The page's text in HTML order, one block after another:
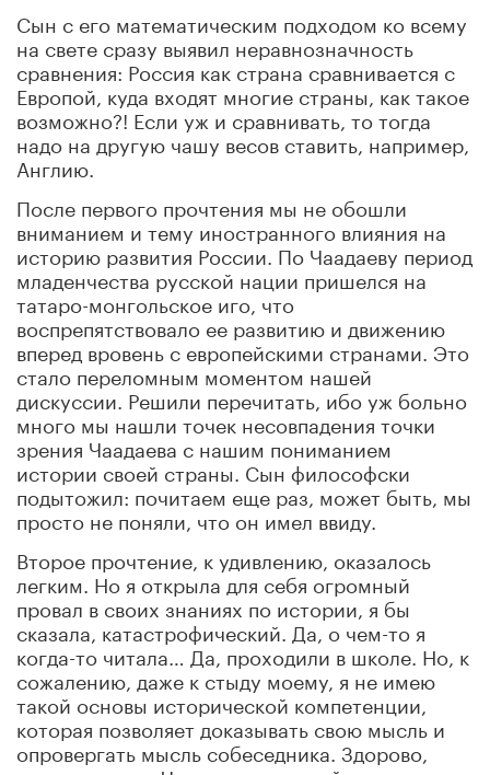
Сын с его математическим подходом ко всему
на свете сразу выявил неравнозначность
сравнения: Россия как страна сравнивается с
Европой, куда входят многие страны, как такое
возможно?! Если уж и сравнивать, то тогда
надо на другую чашу весов ставить, например,
Англию.
После первого прочтения мы не обошли
вниманием и тему иностранного влияния на
историю развития России. По Чаадаеву период
младенчества русской нации пришелся на
татаро-монгольское иго, что
воспрепятствовало ее развитию и движению
вперед вровень с европейскими странами. Это
стало переломным моментом нашей
дискуссии. Решили перечитать, ибо уж больно
много мы нашли точек несовпадения точки
зрения Чаадаева с нашим пониманием
истории своей страны. Сын философски
подытожил: почитаем еще раз, может быть, мы
просто не поняли, что он имел ввиду.
Второе прочтение, к удивлению, оказалось
легким. Но я открыла для себя огромный
провал в своих знаниях по истории, я бы
сказала, катастрофический. Да, о чем-то я
когда-то читала… Да, проходили в школе. Но, к
сожалению, даже к стыду моему, я не имею
такой основы исторической компетенции,
которая позволяет доказывать свою мысль и
опровергать мысль собеседника. Здорово,